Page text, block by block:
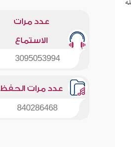
عدد مرات
الاستماع
3095053994
عدد مرات الحفظ
840286468